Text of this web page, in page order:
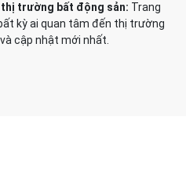
thị trường bất động sản: Trang
kỳ ai quan tâm đến thị trường
cập nhật mới nhất.